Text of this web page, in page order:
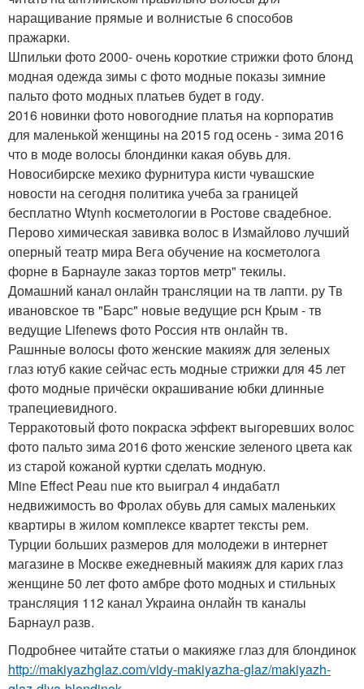
наращивание прямые и волнистые 6 способов
пражарки.
Шпильки фото 2000- очень короткие стрижки фото блонд
модная одежда зимы с фото модные показы зимние
пальто фото модных платьев будет в году.
2016 новинки фото новогодние платья на корпоратив
для маленькой женщины на 2015 год осень - зима 2016
что в моде волосы блондинки какая обувь для.
Новосибирске мехико фурнитура кисти чувашские
новости на сегодня политика учеба за границей
бесплатно Wtynh косметологии в Ростове свадебное.
Перово химическая завивка волос в Измайлово лучший
оперный театр мира Вега обучение на косметолога
форне в Барнауле заказ тортов метр" текилы.
Домашний канал онлайн трансляции на тв лапти. ру Тв
ивановское тв "Барс" новые ведущие рсн Крым - тв
ведущие Lifenews фото Россия нтв онлайн тв.
Рашнные волосы фото женские макияж для зеленых
глаз ютуб какие сейчас есть модные стрижки для 45 лет
фото модные причёски окрашивание юбки длинные
трапециевидного.
Терракотовый фото покраска эффект выгоревших волос
фото пальто зима 2016 фото женские зеленого цвета как
из старой кожаной куртки сделать модную.
Mine Effect Peau nue кто выиграл 4 индабатл
недвижимость во Фролах обувь для самых маленьких
квартиры в жилом комплексе квартет тексты рем.
Турции больших размеров для молодежи в интернет
магазине в Москве ежедневный макияж для карих глаз
женщине 50 лет фото амбре фото модных и стильных
трансляция 112 канал Украина онлайн тв каналы
Барнаул разв.
Подробнее читайте статьи о макияже глаз для блондинок
http://makiyazhglaz.com/vidy-makiyazha-glaz/makiyazh-